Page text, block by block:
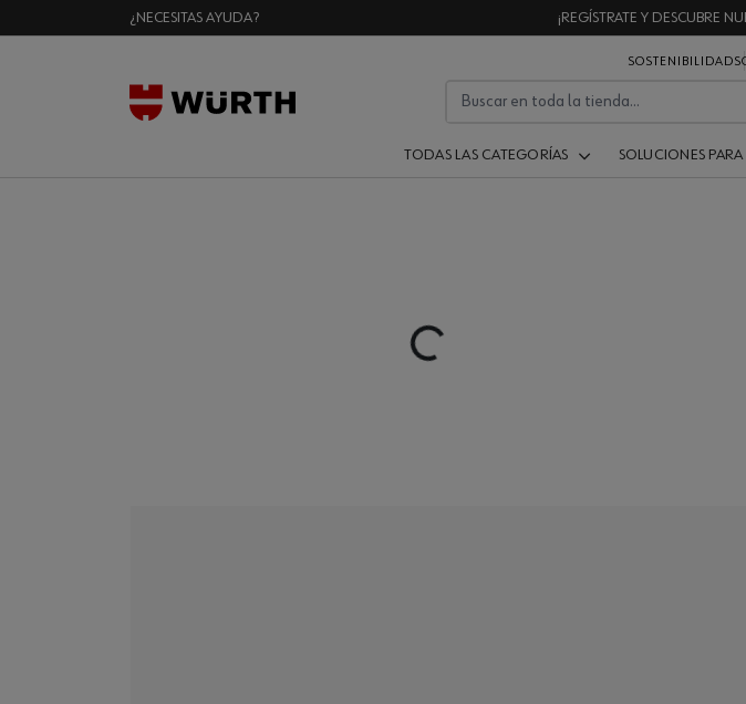
¿NECESITAS AYUDA? ¡REGÍSTRATE Y DESCUBRE
SOSTENIBILIDAD
TODAS LAS CATEGORÍAS SOLUCIONES PARA
Loading...